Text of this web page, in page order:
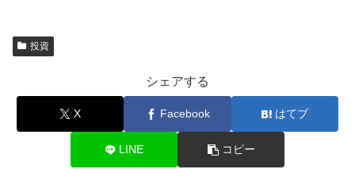
投資
シェアする
X Facebook はてブ
LINE コピー